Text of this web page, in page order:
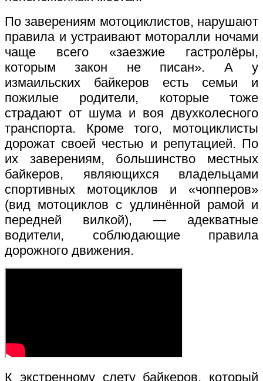
По заверениям мотоциклистов, нарушают
правила и устраивают моторалли ночами
чаще всего «заезжие гастролёры,
которым закон не писан». А у
измаильских байкеров есть семьи и
пожилые родители, которые тоже
страдают от шума и воя двухколесного
транспорта. Кроме того, мотоциклисты
дорожат своей честью и репутацией. По
их заверениям, большинство местных
байкеров, являющихся владельцами
спортивных мотоциклов и «чопперов»
(вид мотоциклов с удлинённой рамой и
передней вилкой), — адекватные
водители, соблюдающие правила
дорожного движения.
К экстренному слету байкеров, который